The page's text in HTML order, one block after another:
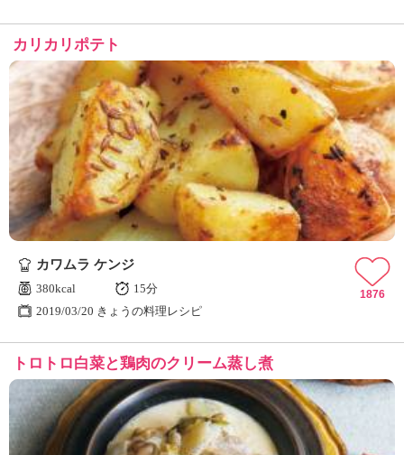
カリカリポテト
カワムラ ケンジ
380kcal
15分
2019/03/20 きょうの料理レシピ
1876
トロトロ白菜と鶏肉のクリーム蒸し煮